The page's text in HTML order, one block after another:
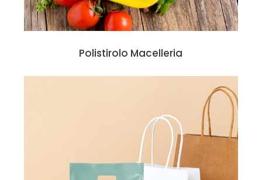
Polistirolo Macelleria